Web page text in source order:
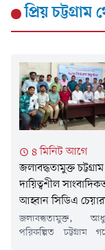
প্রিয় চট্টগ্রাম
৪ মিনিট আগে
জলাবদ্ধতামুক্ত
দায়িত্বশীল
আহ্বান সিডিএ
জলাবদ্ধতামুক্ত,
পরিকল্পিত চট্টগ্রাম